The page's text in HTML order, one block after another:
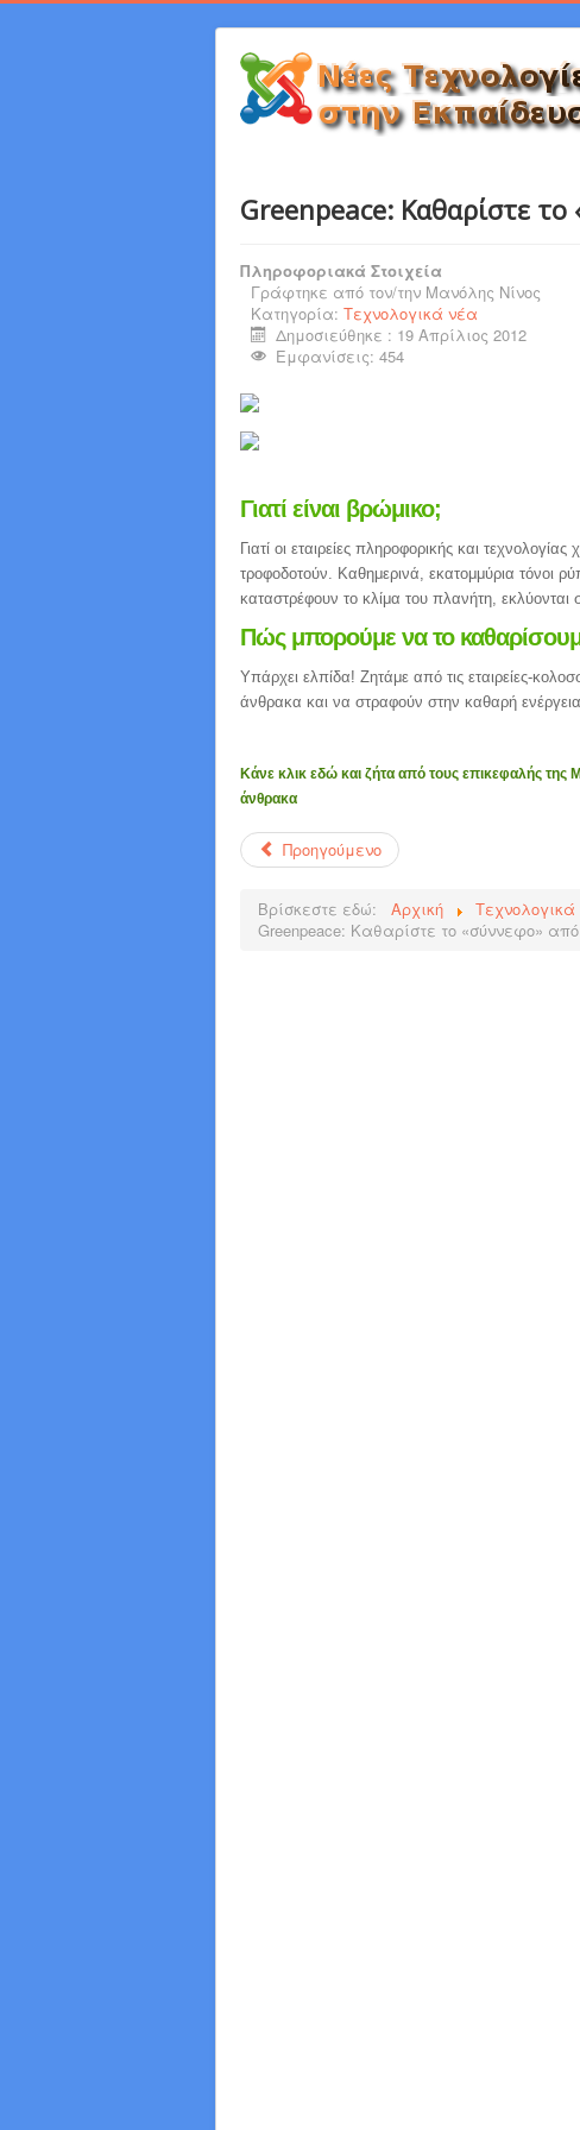
Greenpeace: Καθαρίστε
Πληροφοριακά Στοιχεία
Γράφτηκε από τον/την Μανόλης Νίνος
Κατηγορία: Τεχνολογικά νέα
Δημοσιεύθηκε : 19 Απρίλιος 2012
Εμφανίσεις: 454
Γιατί είναι βρώμικο;
Γιατί οι εταιρείες πληροφορικής και
τροφοδοτούν. Καθημερινά, εκατομμύρια τόνοι
καταστρέφουν το κλίμα του πλανήτη, εκλύονται
Πώς μπορούμε να το
Υπάρχει ελπίδα! Ζητάμε από τις εταιρείες-
άνθρακα και να στραφούν στην καθαρή ενέργεια.
Κάνε κλικ εδώ και ζήτα από τους επικεφαλής
άνθρακα
Προηγούμενο
Βρίσκεστε εδώ: Αρχική
Greenpeace: Καθαρίστε το «σύννεφο»